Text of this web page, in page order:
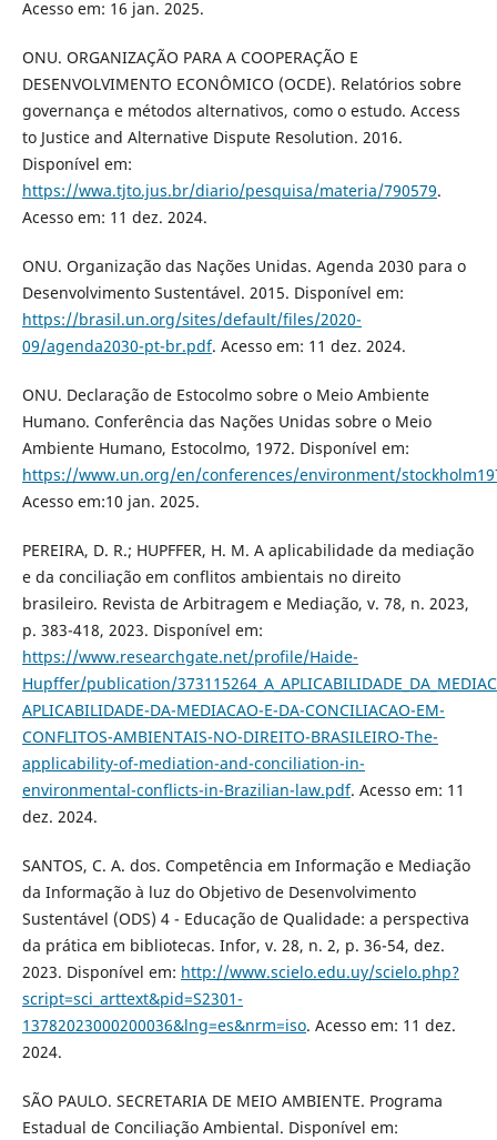
Acesso em: 16 jan. 2025.
ONU. ORGANIZAÇÃO PARA A COOPERAÇÃO E
DESENVOLVIMENTO ECONÔMICO (OCDE). Relatórios sobre
governança e métodos alternativos, como o estudo. Access
to Justice and Alternative Dispute Resolution. 2016.
Disponível em:
https://wwa.tjto.jus.br/diario/pesquisa/materia/790579.
Acesso em: 11 dez. 2024.
ONU. Organização das Nações Unidas. Agenda 2030 para o
Desenvolvimento Sustentável. 2015. Disponível em:
https://brasil.un.org/sites/default/files/2020-
09/agenda2030-pt-br.pdf. Acesso em: 11 dez. 2024.
ONU. Declaração de Estocolmo sobre o Meio Ambiente
Humano. Conferência das Nações Unidas sobre o Meio
Ambiente Humano, Estocolmo, 1972. Disponível em:
https://www.un.org/en/conferences/environment/
Acesso em:10 jan. 2025.
PEREIRA, D. R.; HUPFFER, H. M. A aplicabilidade da mediação
e da conciliação em conflitos ambientais no direito
brasileiro. Revista de Arbitragem e Mediação, v. 78, n. 2023,
p. 383-418, 2023. Disponível em:
https://www.researchgate.net/profile/Haide-
Hupffer/publication/
APLICABILIDADE-DA-MEDIACAO-E-DA-CONCILIACAO-EM-
CONFLITOS-AMBIENTAIS-NO-DIREITO-BRASILEIRO-The-
applicability-of-mediation-and-conciliation-in-
environmental-conflicts-in-Brazilian-law.pdf. Acesso em: 11
dez. 2024.
SANTOS, C. A. dos. Competência em Informação e Mediação
da Informação à luz do Objetivo de Desenvolvimento
Sustentável (ODS) 4 - Educação de Qualidade: a perspectiva
da prática em bibliotecas. Infor, v. 28, n. 2, p. 36-54, dez.
2023. Disponível em: http://www.scielo.edu.uy/scielo.php?
script=sci_arttext&pid=S2301-
13782023000200036&lng=es&nrm=iso. Acesso em: 11 dez.
2024.
SÃO PAULO. SECRETARIA DE MEIO AMBIENTE. Programa
Estadual de Conciliação Ambiental. Disponível em: